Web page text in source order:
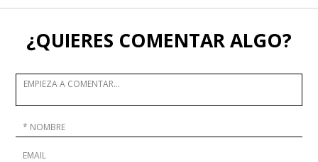
¿QUIERES COMENTAR ALGO?